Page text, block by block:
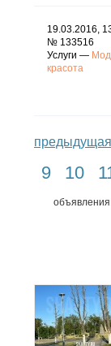
19.03.2016,
№ 133516
Услуги —
красота
предыдущая
9 10